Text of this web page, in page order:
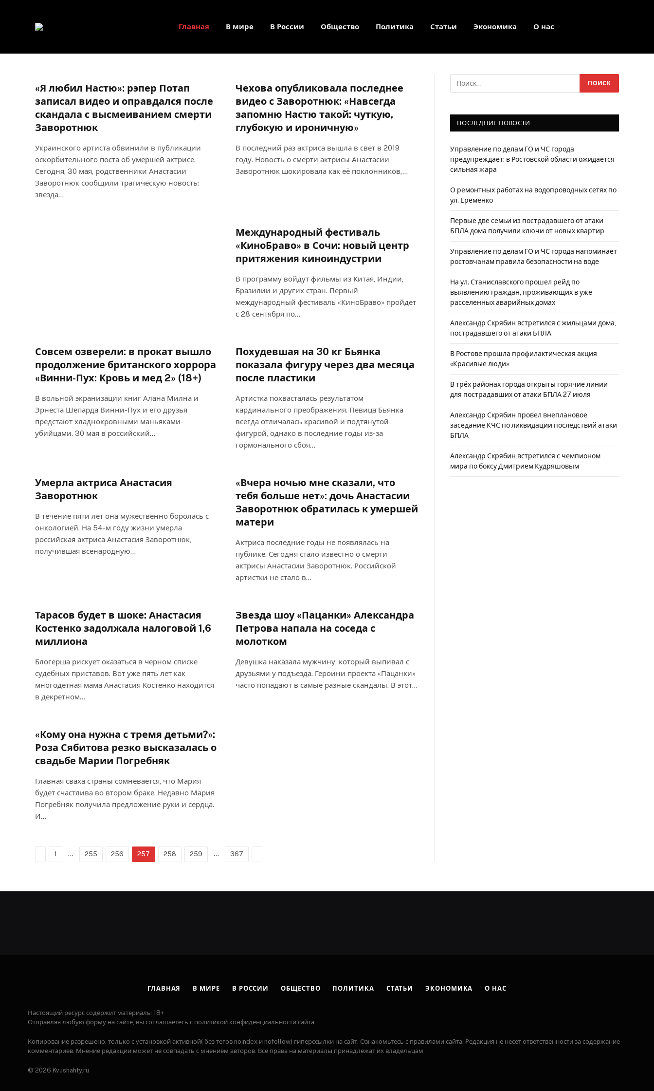
Главная В мире В России Общество Политика Статьи Экономика О нас
«Я любил Настю»: рэпер Потап
записал видео и оправдался после
скандала с высмеиванием смерти
Заворотнюк
Украинского артиста обвинили в публикации
оскорбительного поста об умершей актрисе.
Сегодня, 30 мая, родственники Анастасии
Заворотнюк сообщили трагическую новость:
звезда…
Чехова опубликовала последнее
видео с Заворотнюк: «Навсегда
запомню Настю такой: чуткую,
глубокую и ироничную»
В последний раз актриса вышла в свет в 2019
году. Новость о смерти актрисы Анастасии
Заворотнюк шокировала как её поклонников,…
Международный фестиваль
«КиноБраво» в Сочи: новый центр
притяжения киноиндустрии
В программу войдут фильмы из Китая, Индии,
Бразилии и других стран. Первый
международный фестиваль «КиноБраво» пройдет
с 28 сентября по…
Совсем озверели: в прокат вышло
продолжение британского хоррора
«Винни-Пух: Кровь и мед 2» (18+)
В вольной экранизации книг Алана Милна и
Эрнеста Шепарда Винни-Пух и его друзья
предстают хладнокровными маньяками-
убийцами. 30 мая в российский…
Похудевшая на 30 кг Бьянка
показала фигуру через два месяца
после пластики
Артистка похвасталась результатом
кардинального преображения. Певица Бьянка
всегда отличалась красивой и подтянутой
фигурой, однако в последние годы из-за
гормонального сбоя…
Умерла актриса Анастасия
Заворотнюк
В течение пяти лет она мужественно боролась с
онкологией. На 54-м году жизни умерла
российская актриса Анастасия Заворотнюк,
получившая всенародную…
«Вчера ночью мне сказали, что
тебя больше нет»: дочь Анастасии
Заворотнюк обратилась к умершей
матери
Актриса последние годы не появлялась на
публике. Сегодня стало известно о смерти
актрисы Анастасии Заворотнюк. Российской
артистки не стало в…
Тарасов будет в шоке: Анастасия
Костенко задолжала налоговой 1,6
миллиона
Блогерша рискует оказаться в черном списке
судебных приставов. Вот уже пять лет как
многодетная мама Анастасия Костенко находится
в декретном…
Звезда шоу «Пацанки» Александра
Петрова напала на соседа с
молотком
Девушка наказала мужчину, который выпивал с
друзьями у подъезда. Героини проекта «Пацанки»
часто попадают в самые разные скандалы. В этот…
«Кому она нужна с тремя детьми?»:
Роза Сябитова резко высказалась о
свадьбе Марии Погребняк
Главная сваха страны сомневается, что Мария
будет счастлива во втором браке. Недавно Мария
Погребняк получила предложение руки и сердца.
И…
Previous
1 … 255 256 257 258 259 … 367
ПОСЛЕДНИЕ НОВОСТИ
Управление по делам ГО и ЧС города
предупреждает: в Ростовской области ожидается
сильная жара
О ремонтных работах на водопроводных сетях по
ул. Еременко
Первые две семьи из пострадавшего от атаки
БПЛА дома получили ключи от новых квартир
Управление по делам ГО и ЧС города напоминает
ростовчанам правила безопасности на воде
На ул. Станиславского прошел рейд по
выявлению граждан, проживающих в уже
расселенных аварийных домах
Александр Скрябин встретился с жильцами дома,
пострадавшего от атаки БПЛА
В Ростове прошла профилактическая акция
«Красивые люди»
В трёх районах города открыты горячие линии
для пострадавших от атаки БПЛА 27 июля
Александр Скрябин провел внеплановое
заседание КЧС по ликвидации последствий атаки
БПЛА
Александр Скрябин встретился с чемпионом
мира по боксу Дмитрием Кудряшовым
ГЛАВНАЯ В МИРЕ В РОССИИ ОБЩЕСТВО ПОЛИТИКА СТАТЬИ ЭКОНОМИКА О НАС
Настоящий ресурс содержит материалы 18+
Отправляя любую форму на сайте, вы соглашаетесь с политикой конфиденциальности сайта.
Копирование разрешено, только с установкой активной( без тегов noindex и nofollow) гиперссылки на сайт. Ознакомьтесь с правилами сайта. Редакция не несет ответственности за содержание
комментариев. Мнение редакции может не совпадать с мнением авторов. Все права на материалы принадлежат их владельцам.
© 2026 Kvushahty.ru